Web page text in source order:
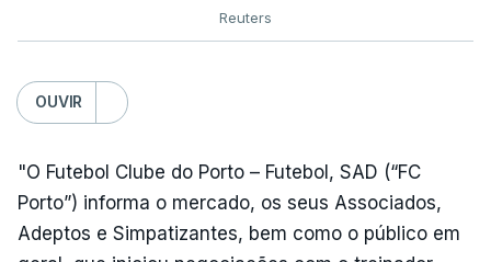
Reuters
OUVIR
"O Futebol Clube do Porto – Futebol, SAD (“FC
Porto”) informa o mercado, os seus Associados,
Adeptos e Simpatizantes, bem como o público em